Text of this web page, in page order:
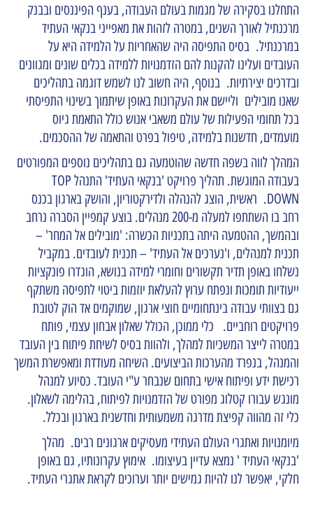
התחלנו בסקירה של מגמות בעולם העבודה, בענף הפיננסים ובבנק
מרכנתיל לאורך השנים, במטרה לזהות את מאפייני בנקאי העתיד
במרכנתיל. בסיס התפיסה היה שהאחריות על הלמידה היא על
העובדים ועלינו להקנות להם הזדמנויות ללמידה בכלים שונים ומגוונים
ובדרכים יצירתיות. בנוסף, היה חשוב לנו לשמש דוגמה בתהליכים
שאנו מובילים וליישם את העקרונות באופן שיתמוך בשינוי התפיסתי
בכל תחומי הפעילות של עולם משאבי אנוש כולל התאמת גיוס
מועמדים, חדשנות בלמידה, טיפול בפרט והתאמה של ההסכמים.
המהלך לווה בשפה חדשה שהוטמעה גם בתהליכים נוספים המפורטים
בעבודה המוגשת. תהליך פרויקט 'בנקאי העתיד' התנהל TOP
DOWN. ראשית, הוצג להנהלה ולדירקטוריון, והושק בארגון בכנס
רחב בו השתתפו למעלה מ-200 מנהלים. בוצע קמפיין הסברה נרחב
ובהמשך, ההטמעה היתה בתכניות הכשרה: 'מובילים אל המחר' –
תכנית למנהלים, ו'נערכים אל העתיד' – תכנית לעובדים. במקביל
נשלחו באופן תדיר תקשורים וחומרי למידה בנושא, הוגדרו פונקציות
ייעודיות תומכות ונפתח ערוץ להעלאת יוזמות ביטוי לתפיסה משתקף
גם בצוותי עבודה בינתחומיים חוצי ארגון, שמוקמים אד הוק לטובת
פרויקטים רוחביים. כלי ממוכן, הכולל שאלון אבחון עצמי, פותח
במטרה לייצר המשכיות למהלך, ולהוות בסיס לשיחת פיתוח בין העובד
והמנהל, בנפרד מהערכות הביצועים. השיחה מעודדת ומאפשרת המשך
רכישת ידע ופיתוח אישי בתחום שנבחר ע"י העובד. כסיוע למנהל
מונגש עבורו קטלוג מפורט של הזדמנויות לפיתוח, בהלימה לשאלון.
כלי זה מהווה קפיצת מדרגה משמעותית וחדשנית בארגון ובכלל.
מיומנויות ואתגרי העולם העתידי מעסיקים ארגונים רבים. מהלך
'בנקאי העתיד ' נמצא עדיין בעיצומו. אימוץ עקרונותיו, גם באופן
חלקי, יאפשר לנו להיות גמישים יותר וערוכים לקראת אתגרי העתיד.